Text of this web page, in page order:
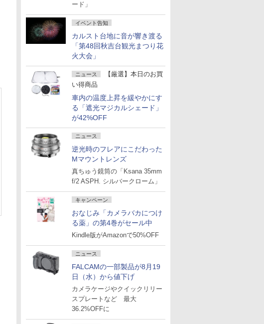
ード」
イベント告知
カルスト台地に音が響き渡る
「第48回秋吉台観光まつり花
火大会」
ニュース
【厳選】本日のお買
い得商品
車内の温度上昇を緩やかにす
る「遮光マジカルシェード」
が42%OFF
ニュース
逆光時のフレアにこだわった
Mマウントレンズ
真ちゅう鏡筒の「Ksana 35mm
f/2 ASPH. シルバークローム」
キャンペーン
おなじみ「カメラバカにつけ
る薬」の第4巻がセール中
Kindle版がAmazonで50%OFF
ニュース
FALCAMの一部製品が8月19
日（水）から値下げ
カメラケージやクイックリリー
スプレートなど 最大
36.2%OFFに